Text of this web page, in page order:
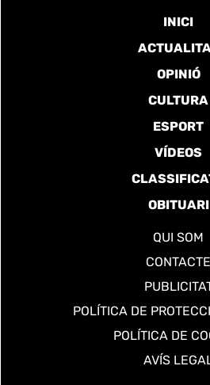
INICI
OPINIÓ
CULTURA
ESPORT
VÍDEOS
OBITUARI
QUI SOM
CONTACTE
POLÍTICA DE
POLÍTICA DE
AVÍS